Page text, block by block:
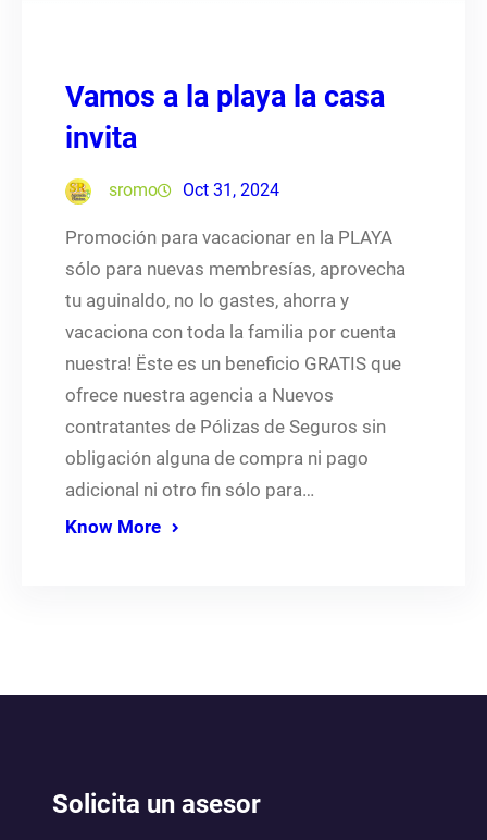
Vamos a la playa la casa
invita
sromo Oct 31, 2024
Promoción para vacacionar en la PLAYA
sólo para nuevas membresías, aprovecha
tu aguinaldo, no lo gastes, ahorra y
vacaciona con toda la familia por cuenta
nuestra! Ëste es un beneficio GRATIS que
ofrece nuestra agencia a Nuevos
contratantes de Pólizas de Seguros sin
obligación alguna de compra ni pago
adicional ni otro fin sólo para…
Know More
Solicita un asesor